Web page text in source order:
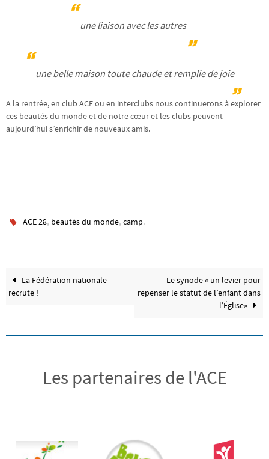
une liaison avec les autres
une belle maison toute chaude et remplie de joie
A la rentrée, en club ACE ou en interclubs nous continuerons à explorer
ces beautés du monde et de notre cœur et les clubs peuvent
aujourd’hui s’enrichir de nouveaux amis.
ACE 28, beautés du monde,camp.
La Fédération nationale
recrute !
Le synode « un levier pour
repenser le statut de l’enfant dans
l’Église»
Les partenaires de l'ACE